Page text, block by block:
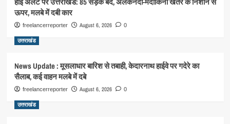
ऊपर, मलबे में दबी कार
freelancerreporter August 6, 2026 0
उत्तराखंड
News Update : मूसलाधार बारिश से तबाही, केदारनाथ हाईवे पर गदेरे का
सैलाब, कई वाहन मलबे में दबे
freelancerreporter August 6, 2026 0
उत्तराखंड